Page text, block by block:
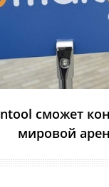
сможет
мировой